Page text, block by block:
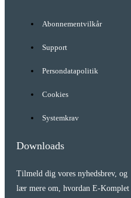
Abonnementvilkår
Support
Persondatapolitik
Cookies
Systemkrav
Downloads
Tilmeld dig vores nyhedsbrev, og
lær mere om, hvordan E-Komplet